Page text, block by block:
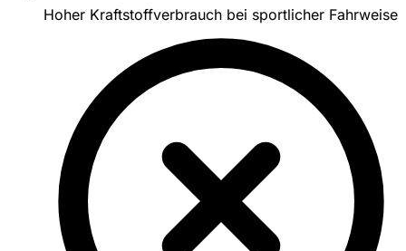
Hoher Kraftstoffverbrauch bei sportlicher Fahrweise